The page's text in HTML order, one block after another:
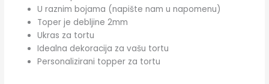
U raznim bojama (napište nam u napomenu)
Toper je debljine 2mm
Ukras za tortu
Idealna dekoracija za vašu tortu
Personalizirani topper za tortu